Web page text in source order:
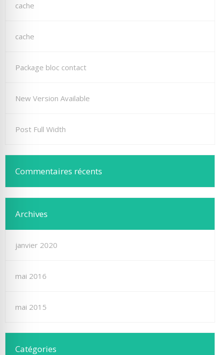
cache
cache
Package bloc contact
New Version Available
Post Full Width
Commentaires récents
Archives
janvier 2020
mai 2016
mai 2015
Catégories